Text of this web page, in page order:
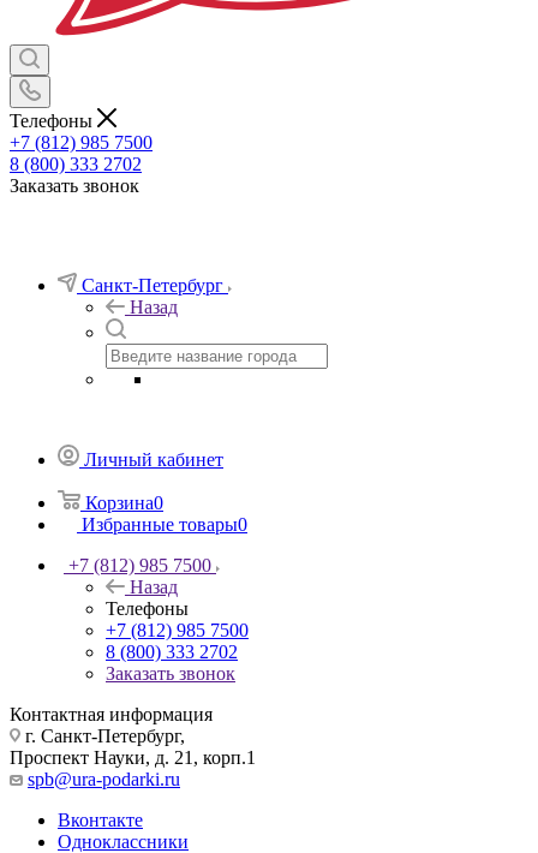
Телефоны
+7 (812) 985 7500
8 (800) 333 2702
Заказать звонок
Санкт-Петербург
Назад
Личный кабинет
Корзина0
Избранные товары0
+7 (812) 985 7500
Назад
Телефоны
+7 (812) 985 7500
8 (800) 333 2702
Заказать звонок
Контактная информация
г. Санкт-Петербург,
Проспект Науки, д. 21, корп.1
spb@ura-podarki.ru
Вконтакте
Одноклассники